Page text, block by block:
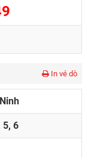
In vé dò
5, 6